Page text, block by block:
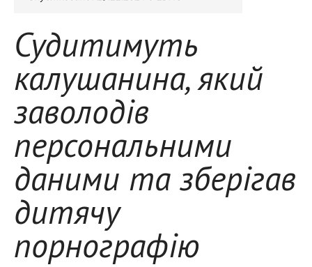
Судитимуть
калушанина, який
заволодів
персональними
даними та зберігав
дитячу
порнографію